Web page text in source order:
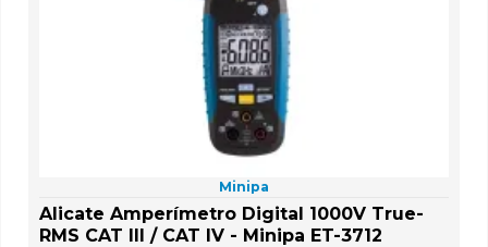
Minipa
Alicate Amperímetro Digital 1000V True-
RMS CAT III / CAT IV - Minipa ET-3712